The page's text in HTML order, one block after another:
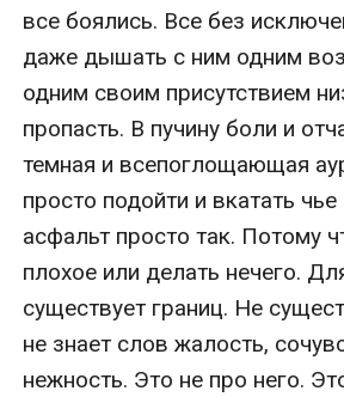
все боялись. Все без
даже дышать с ним одним
одним своим присутствием
пропасть. В пучину боли и
темная и всепоглощающая
просто подойти и вкатать
асфальт просто так. Потому
плохое или делать нечего.
существует границ. Не
не знает слов жалость,
нежность. Это не про него.